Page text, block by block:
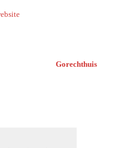
Gorechthuis